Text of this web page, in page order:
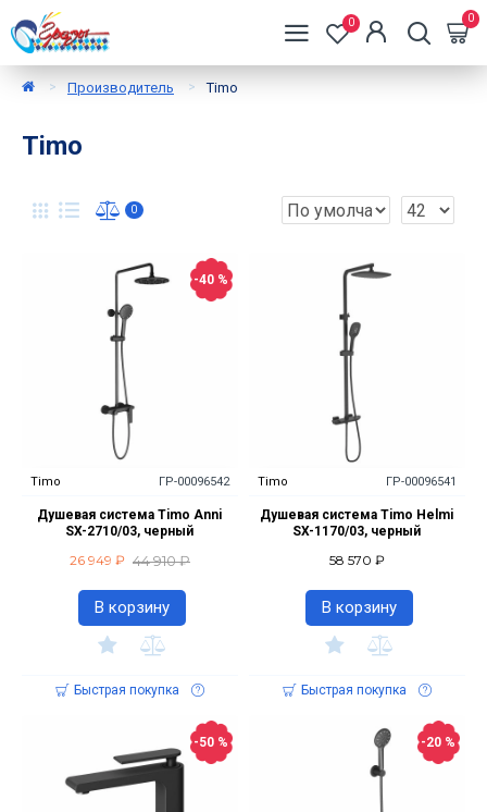
0 0
Производитель Timo
Timo
0
-40 %
Timo ГР-00096542
Душевая система Timo Anni
SX-2710/03, черный
26 949 ₽ 44 910 ₽
В корзину
Быстрая покупка
Timo ГР-00096541
Душевая система Timo Helmi
SX-1170/03, черный
58 570 ₽
В корзину
Быстрая покупка
-50 % -20 %